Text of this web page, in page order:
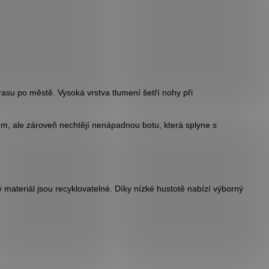
po městě. Vysoká vrstva tlumení šetří nohy při
ale zároveň nechtějí nenápadnou botu, která splyne s
jsou recyklovatelné. Díky nízké hustotě nabízí výborný